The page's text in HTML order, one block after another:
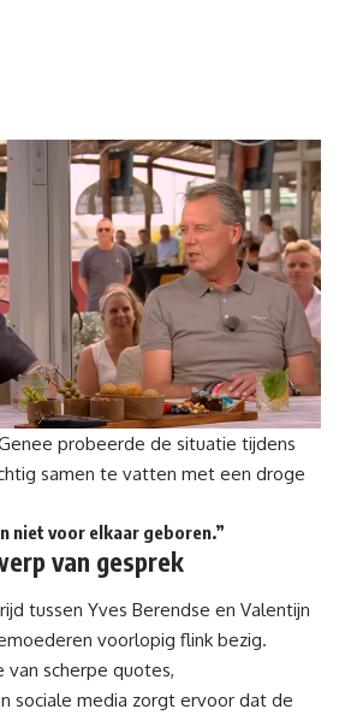
probeerde de situatie tijdens
samen te vatten met een droge
niet voor elkaar geboren.”
van gesprek
tussen Yves Berendse en Valentijn
voorlopig flink bezig.
van scherpe quotes,
sociale media zorgt ervoor dat de